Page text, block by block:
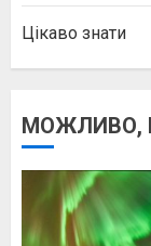
Цікаво знати
МОЖЛИВО,